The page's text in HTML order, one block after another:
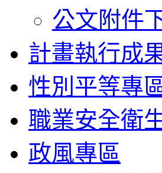
公文附件
計畫執行成
性別平等專
職業安全衛
政風專區